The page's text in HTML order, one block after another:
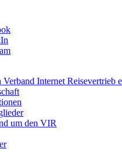
Verband Internet Reisevertrieb
um den VIR